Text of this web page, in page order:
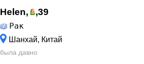
Helen, ,39
Рак
Шанхай, Китай
была давно